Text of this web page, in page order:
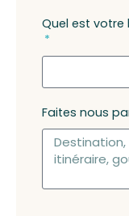
Quel est votre
Faites nous